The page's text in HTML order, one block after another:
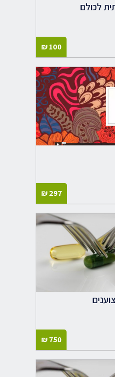
לכולם
100
₪
297
₪
750
₪